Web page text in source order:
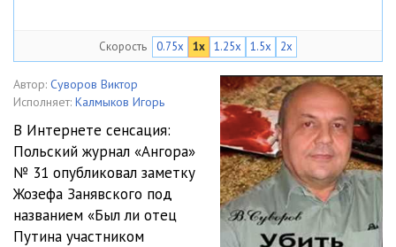
Скорость 0.75x 1x 1.25x 1.5x 2x
Автор: Суворов Виктор
Исполняет: Калмыков Игорь
В Интернете сенсация:
Польский журнал «Ангора»
№ 31 опубликовал заметку
Жозефа Занявского под
названием «Был ли отец
Путина участником